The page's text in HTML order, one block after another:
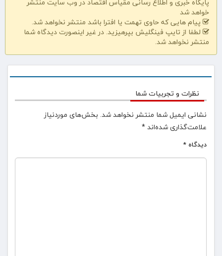
خواهد شد
پیام هایی که حاوی تهمت یا افترا باشد منتشر نخواهد شد.
لطفا از تایپ فینگلیش بپرهیزید. در غیر اینصورت دیدگاه شما
منتشر نخواهد شد.
نظرات و تجربیات شما
نشانی ایمیل شما منتشر نخواهد شد. بخش‌های موردنیاز
علامت‌گذاری شده‌اند*
دیدگاه *